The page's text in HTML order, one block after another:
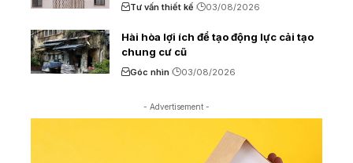
Tư vấn thiết kế 03/08/2026
Hài hòa lợi ích để tạo động lực cải tạo
chung cư cũ
Góc nhìn 03/08/2026
- Advertisement -